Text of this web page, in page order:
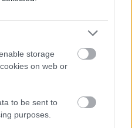
storage
on web or
to be sent to
purposes.
Hírek